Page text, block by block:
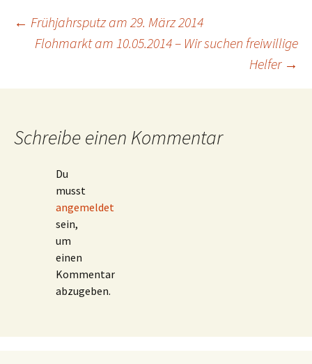
Beitragsnavigation
← Frühjahrsputz am 29. März 2014
Flohmarkt am 10.05.2014 – Wir suchen freiwillige
Helfer →
Schreibe einen Kommentar
Du
musst
angemeldet
sein,
um
einen
Kommentar
abzugeben.